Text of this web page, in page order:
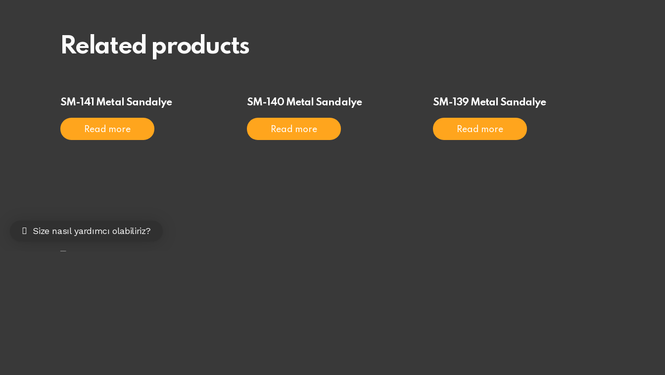
Related products
SM-141 Metal Sandalye
Read more
SM-140 Metal Sandalye
Read more
SM-139 Metal Sandalye
Read more
Size nasıl yardımcı olabiliriz?